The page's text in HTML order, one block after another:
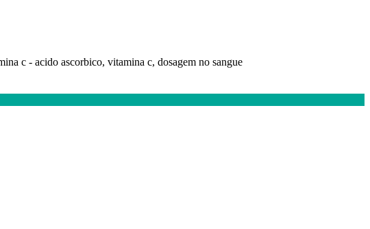
c - acido ascorbico, vitamina c, dosagem no sangue